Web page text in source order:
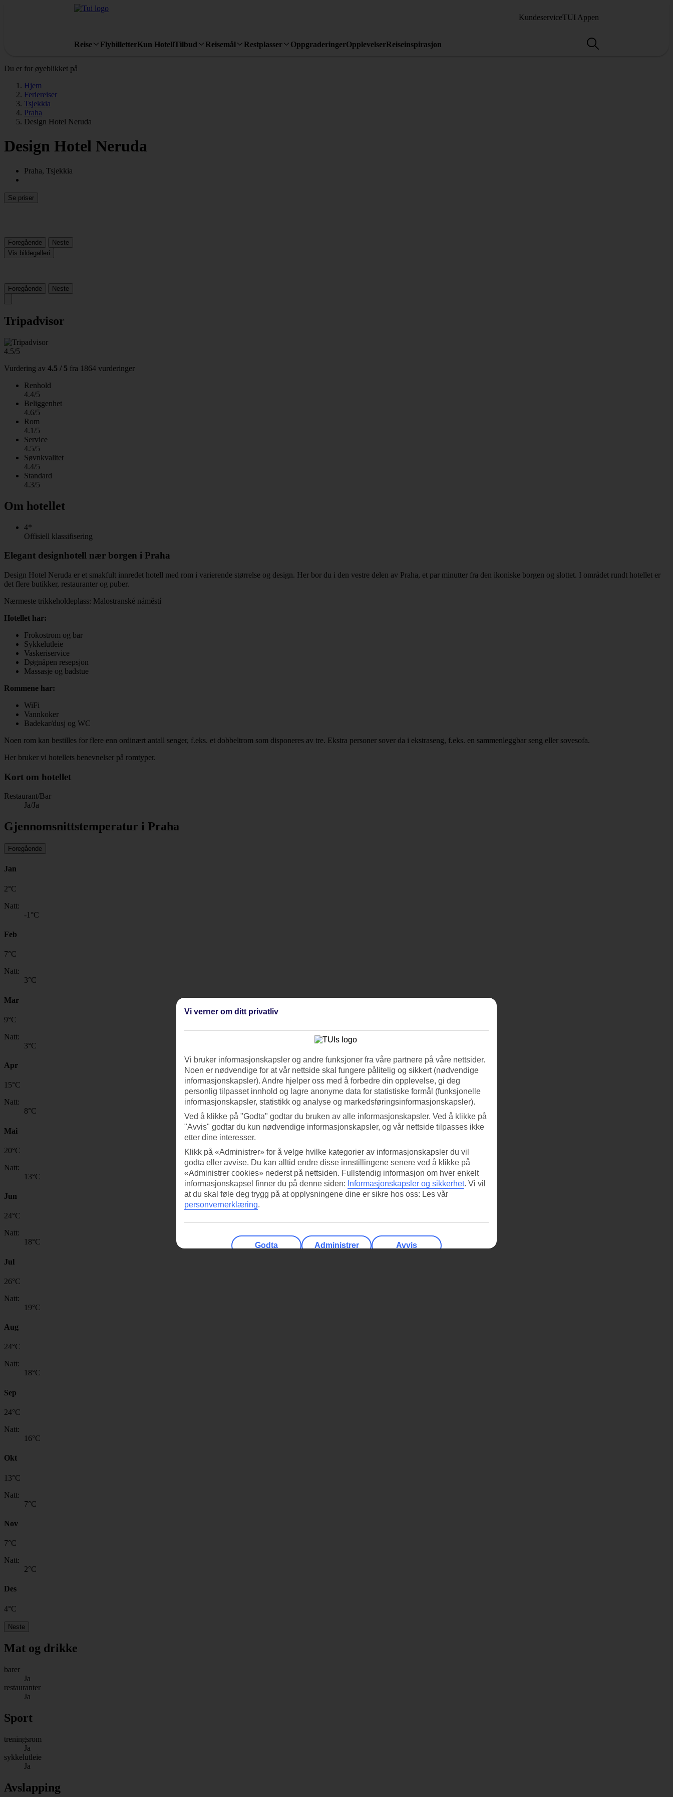
KundeserviceTUI Appen
Reise FlybilletterKun HotellTilbud Reisemål Restplasser OppgraderingerOpplevelserReiseinspirasjon
Du er for øyeblikket på
Hjem
Feriereiser
Tsjekkia
Praha
Design Hotel Neruda
Design Hotel Neruda
Praha, Tsjekkia
Se priser
Foregående
Neste
Vis bildegalleri
Foregående Neste
Tripadvisor
4.5/5
Vurdering av 4.5 / 5 fra 1864 vurderinger
Renhold
4.4/5
Beliggenhet
4.6/5
Rom
4.1/5
Service
4.5/5
Søvnkvalitet
4.4/5
Standard
4.3/5
Om hotellet
4*
Offisiell klassifisering
Elegant designhotell nær borgen i Praha
Design Hotel Neruda er et smakfult innredet hotell med rom i varierende størrelse og design. Her bor du i den vestre delen av Praha, et par minutter fra den ikoniske borgen og slottet. I området rundt hotellet er
det flere butikker, restauranter og puber.
Nærmeste trikkeholdeplass: Malostranské náměstí
Hotellet har:
Frokostrom og bar
Sykkelutleie
Vaskeriservice
Døgnåpen resepsjon
Massasje og badstue
Rommene har:
WiFi
Vannkoker
Badekar/dusj og WC
Noen rom kan bestilles for flere enn ordinært antall senger, f.eks. et dobbeltrom som disponeres av tre. Ekstra personer sover da i ekstraseng, f.eks. en sammenleggbar seng eller sovesofa.
Her bruker vi hotellets benevnelser på romtyper.
Kort om hotellet
Restaurant/Bar
Ja/Ja
Gjennomsnittstemperatur i Praha
Foregående
Jan
2°C
Natt:
-1 °C
Feb
7°C
Natt:
3°C
Mar
9°C
Natt:
3°C
Apr
15°C
Natt:
8°C
Mai
20°C
Natt:
13°C
Jun
24°C
Natt:
18°C
Jul
26°C
Natt:
19°C
Aug
24°C
Natt:
18°C
Sep
24°C
Natt:
16°C
Okt
13°C
Natt:
7°C
Nov
7°C
Natt:
2°C
Des
4°C
Neste
Mat og drikke
barer
Ja
restauranter
Ja
Sport
treningsrom
Ja
sykkelutleie
Ja
Avslapping
Vi verner om ditt privatliv
Vi bruker informasjonskapsler og andre funksjoner fra våre partnere på våre nettsider.
Noen er nødvendige for at vår nettside skal fungere pålitelig og sikkert (nødvendige
informasjonskapsler). Andre hjelper oss med å forbedre din opplevelse, gi deg
personlig tilpasset innhold og lagre anonyme data for statistiske formål (funksjonelle
informasjonskapsler, statistikk og analyse og markedsføringsinformasjonskapsler).
Ved å klikke på "Godta" godtar du bruken av alle informasjonskapsler. Ved å klikke på
"Avvis" godtar du kun nødvendige informasjonskapsler, og vår nettside tilpasses ikke
etter dine interesser.
Klikk på «Administrer» for å velge hvilke kategorier av informasjonskapsler du vil
godta eller avvise. Du kan alltid endre disse innstillingene senere ved å klikke på
«Administrer cookies» nederst på nettsiden. Fullstendig informasjon om hver enkelt
informasjonskapsel finner du på denne siden: Informasjonskapsler og sikkerhet. Vi vil
at du skal føle deg trygg på at opplysningene dine er sikre hos oss: Les vår
personvernerklæring.
Godta Administrer Avvis